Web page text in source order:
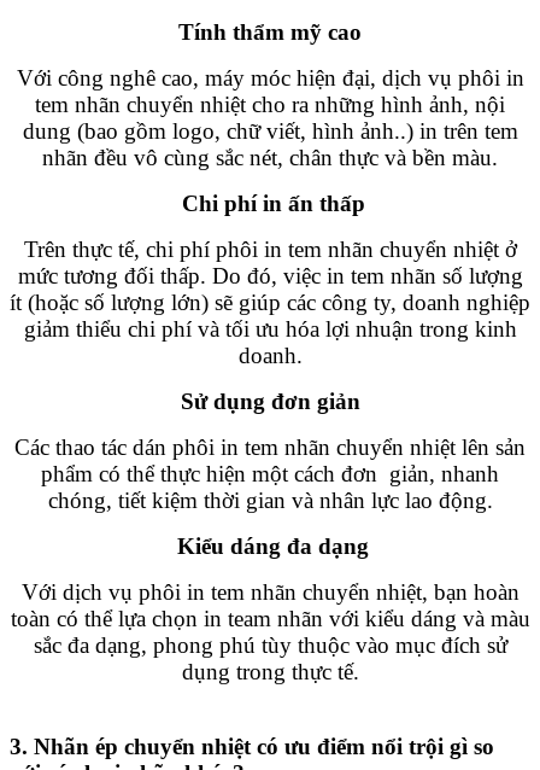
Tính thẩm mỹ cao
Với công nghê cao, máy móc hiện đại, dịch vụ phôi in
tem nhãn chuyển nhiệt cho ra những hình ảnh, nội
dung (bao gồm logo, chữ viết, hình ảnh..) in trên tem
nhãn đều vô cùng sắc nét, chân thực và bền màu.
Chi phí in ấn thấp
Trên thực tế, chi phí phôi in tem nhãn chuyển nhiệt ở
mức tương đối thấp. Do đó, việc in tem nhãn số lượng
ít (hoặc số lượng lớn) sẽ giúp các công ty, doanh nghiệp
giảm thiểu chi phí và tối ưu hóa lợi nhuận trong kinh
doanh.
Sử dụng đơn giản
Các thao tác dán phôi in tem nhãn chuyển nhiệt lên sản
phẩm có thể thực hiện một cách đơn giản, nhanh
chóng, tiết kiệm thời gian và nhân lực lao động.
Kiểu dáng đa dạng
Với dịch vụ phôi in tem nhãn chuyển nhiệt, bạn hoàn
toàn có thể lựa chọn in team nhãn với kiểu dáng và màu
sắc đa dạng, phong phú tùy thuộc vào mục đích sử
dụng trong thực tế.
3. Nhãn ép chuyển nhiệt có ưu điểm nổi trội gì so